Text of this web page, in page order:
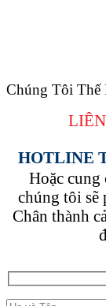
Chúng Tôi Thế
HOTLINE
Hoặc cung
chúng tôi sẽ
Chân thành